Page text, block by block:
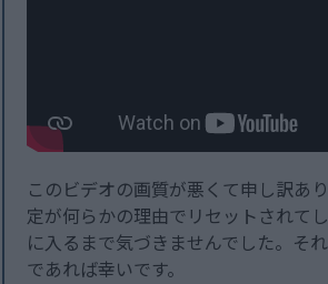
このビデオの画質が悪くて申し訳あ
定が何らかの理由でリセットされて
に入るまで気づきませんでした。そ
であれば幸いです。